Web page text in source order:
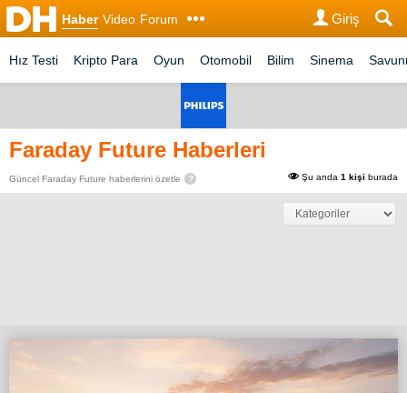
Haber Video Forum Giriş
Hız Testi Kripto Para Oyun Otomobil Bilim Sinema
Faraday Future Haberleri
Güncel Faraday Future haberlerini özetle ? Şu anda 1 kişi burada